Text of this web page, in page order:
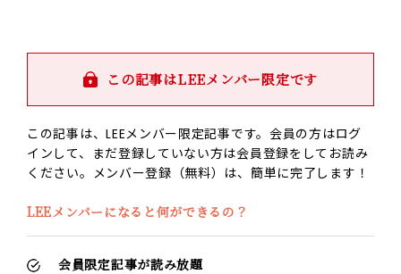
この記事はLEEメンバー限定です
この記事は、LEEメンバー限定記事です。会員の方はログ
インして、まだ登録していない方は会員登録をしてお読み
ください。メンバー登録（無料）は、簡単に完了します！
LEEメンバーになると何ができるの？
会員限定記事が読み放題